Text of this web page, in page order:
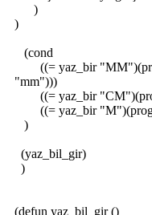
)
)
(cond
((= yaz_bir
"mm")))
((= yaz_bir
((= yaz_bir "M")(progn
)
(yaz_bil_gir)
)
(defun yaz_bil_gir ()